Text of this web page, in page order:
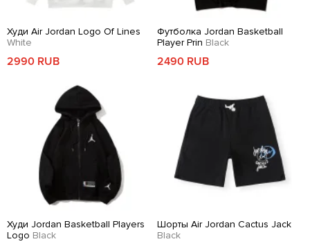
Худи Air Jordan Logo Of Lines
White
2990 RUB
Футболка Jordan Basketball
Player Prin Black
2490 RUB
Худи Jordan Basketball Players
Logo Black
Шорты Air Jordan Cactus Jack
Black